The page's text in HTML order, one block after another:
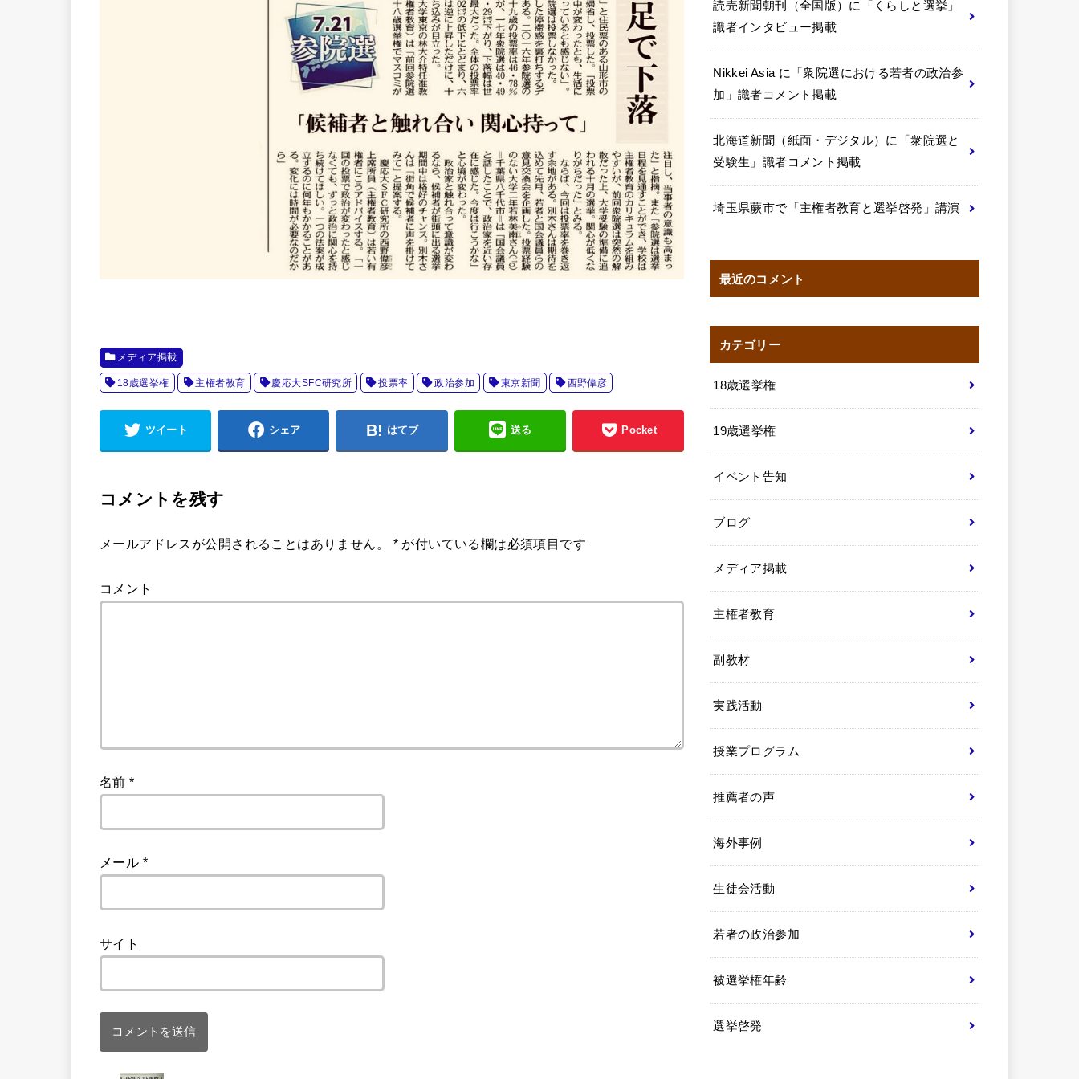
メディア掲載
18歳選挙権 主権者教育 慶応大SFC研究所 投票率 政治参加 東京新聞 西野偉彦
ツイート シェア はてブ 送る Pocket
コメントを残す
メールアドレスが公開されることはありません。 *が付いている欄は必須項目です
コメント
名前*
メール *
サイト
読売新聞朝刊（全国版）に「くらしと選挙」
識者インタビュー掲載
Nikkei Asia に「衆院選における若者の政治参
加」識者コメント掲載
北海道新聞（紙面・デジタル）に「衆院選と
受験生」識者コメント掲載
埼玉県蕨市で「主権者教育と選挙啓発」講演
最近のコメント
カテゴリー
18歳選挙権
19歳選挙権
イベント告知
ブログ
メディア掲載
主権者教育
副教材
実践活動
授業プログラム
推薦者の声
海外事例
生徒会活動
若者の政治参加
被選挙権年齢
選挙啓発